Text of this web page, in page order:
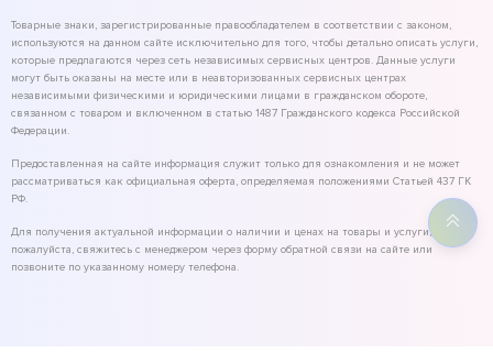
Товарные знаки, зарегистрированные правообладателем в соответствии с законом,
используются на данном сайте исключительно для того, чтобы детально описать услуги,
которые предлагаются через сеть независимых сервисных центров. Данные услуги
могут быть оказаны на месте или в неавторизованных сервисных центрах
независимыми физическими и юридическими лицами в гражданском обороте,
связанном с товаром и включенном в статью 1487 Гражданского кодекса Российской
Федерации.
Предоставленная на сайте информация служит только для ознакомления и не может
рассматриваться как официальная оферта, определяемая положениями Статьей 437 ГК
РФ.
Для получения актуальной информации о наличии и ценах на товары и услуги,
пожалуйста, свяжитесь с менеджером через форму обратной связи на сайте или
позвоните по указанному номеру телефона.